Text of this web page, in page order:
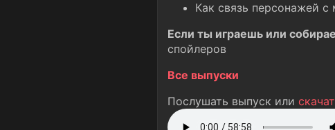
Как связь персонажей
Если ты играешь или
спойлеров
Все выпуски
Послушать выпуск или